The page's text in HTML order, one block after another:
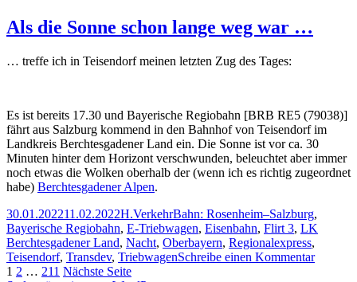
038-
7
Kreuzungsbauwerk
Als die Sonne schon lange weg war …
… treffe ich in Teisendorf meinen letzten Zug des Tages:
Es ist bereits 17.30 und Bayerische Regiobahn [BRB RE5 (79038)]
fährt aus Salzburg kommend in den Bahnhof von Teisendorf im
Landkreis Berchtesgadener Land ein. Die Sonne ist vor ca. 30
Minuten hinter dem Horizont verschwunden, beleuchtet aber immer
noch etwas die Wolken oberhalb der (wenn ich es richtig zugeordnet
habe) Berchtesgadener Alpen.
Veröffentlicht
am
30.01.202211.02.2022Autor
H.Kategorien
VerkehrSchlagwörter
Bahn: Rosenheim–Salzburg,
Bayerische Regiobahn, E-Triebwagen, Eisenbahn, Flirt 3, LK
Berchtesgadener Land, Nacht, Oberbayern, Regionalexpress,
Teisendorf, Transdev, TriebwagenSchreibe einen Kommentarzu
Seitennummerierung
Seite
1 Seite
2 … Seite
211 Nächste Seite